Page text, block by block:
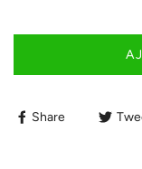
Share